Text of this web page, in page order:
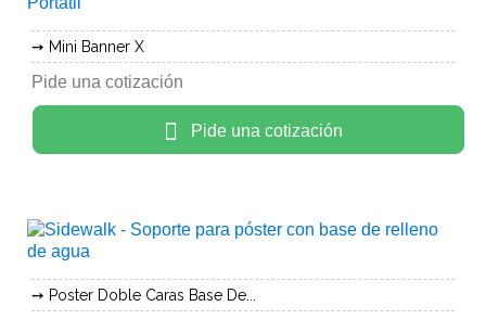
Mini Banner X
Pide una cotización
Pide una cotización
Poster Doble Caras Base De...